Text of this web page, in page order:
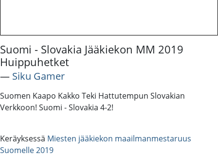
Suomi - Slovakia Jääkiekon MM 2019
Huippuhetket
― Siku Gamer
Suomen Kaapo Kakko Teki Hattutempun Slovakian
Verkkoon! Suomi - Slovakia 4-2!
Keräyksessä Miesten jääkiekon maailmanmestaruus
Suomelle 2019